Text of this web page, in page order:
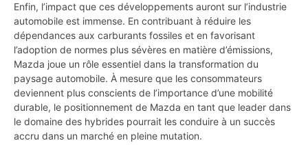
Enfin, l’impact que ces développements auront sur l’industrie
automobile est immense. En contribuant à réduire les
dépendances aux carburants fossiles et en favorisant
l’adoption de normes plus sévères en matière d’émissions,
Mazda joue un rôle essentiel dans la transformation du
paysage automobile. À mesure que les consommateurs
deviennent plus conscients de l’importance d’une mobilité
durable, le positionnement de Mazda en tant que leader dans
le domaine des hybrides pourrait les conduire à un succès
accru dans un marché en pleine mutation.